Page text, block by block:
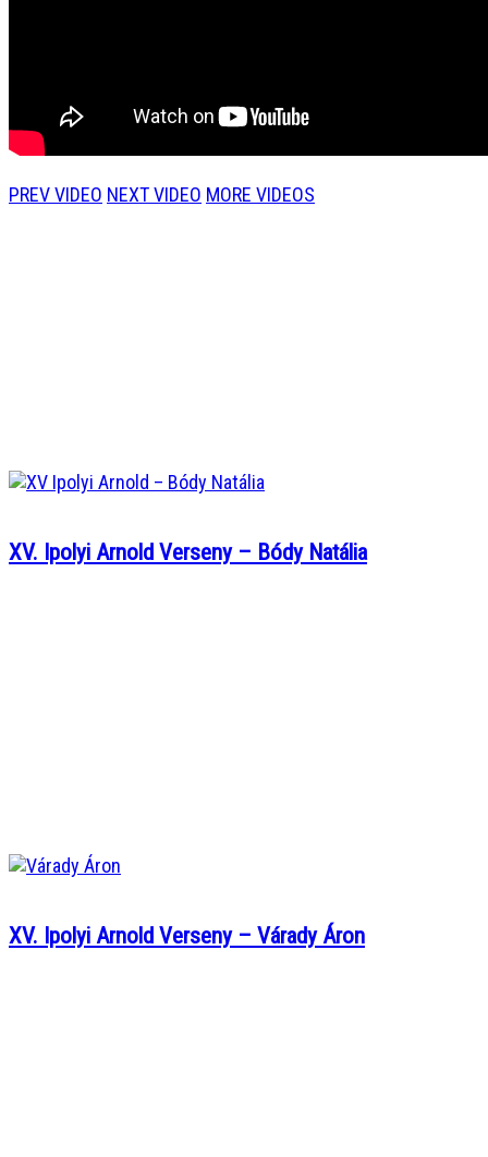
PREV VIDEO NEXT VIDEO MORE VIDEOS
XV. Ipolyi Arnold Verseny – Bódy Natália
XV. Ipolyi Arnold Verseny – Várady Áron